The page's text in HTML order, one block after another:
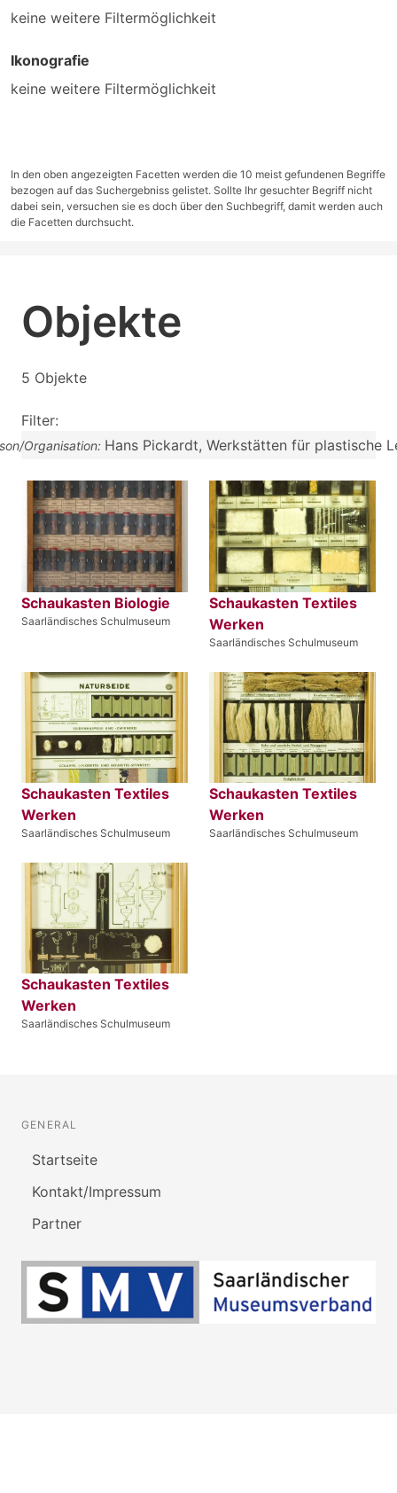
keine weitere Filtermöglichkeit
Ikonografie
keine weitere Filtermöglichkeit
In den oben angezeigten Facetten werden die 10 meist gefundenen Begriffe
bezogen auf das Suchergebniss gelistet. Sollte Ihr gesuchter Begriff nicht
dabei sein, versuchen sie es doch über den Suchbegriff, damit werden auch
die Facetten durchsucht.
Objekte
5 Objekte
Filter:
Organisation: Hans Pickardt, Werkstätten für plastische
Schaukasten Biologie
Saarländisches Schulmuseum
Schaukasten Textiles
Werken
Saarländisches Schulmuseum
Schaukasten Textiles
Werken
Saarländisches Schulmuseum
Schaukasten Textiles
Werken
Saarländisches Schulmuseum
Schaukasten Textiles
Werken
Saarländisches Schulmuseum
GENERAL
Startseite
Kontakt/Impressum
Partner